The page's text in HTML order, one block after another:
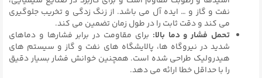
نفت و گاز و … ایده آل می باشد. از زنگ زدگی و تخریب جلوگیری
می کند و دقت ثابت را در طول زمان تضمین می کند.
تحمل فشار و دما بالا: برای مقاومت در برابر فشارها و دماهای
شدید در نیروگاه ها، پالایشگاه های نفت و گاز و سیستم های
هیدرولیک طراحی شده است. همچنین خوانش فشار بسیار دقیق
را با حداقل خطا ارائه می دهد.